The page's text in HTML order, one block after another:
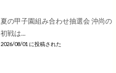
夏の甲子園組み合わせ抽選会 沖尚の
初戦は...
2026/08/01 に投稿された